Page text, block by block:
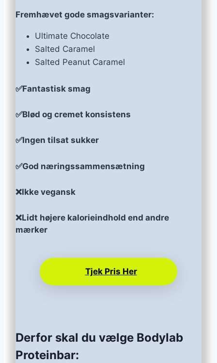
Fremhævet gode smagsvarianter:
Ultimate Chocolate
Salted Caramel
Salted Peanut Caramel
✅Fantastisk smag
✅Blød og cremet konsistens
✅Ingen tilsat sukker
✅God næringssammensætning
❌Ikke vegansk
❌Lidt højere kalorieindhold end andre
mærker
Tjek Pris Her
Derfor skal du vælge Bodylab
Proteinbar: